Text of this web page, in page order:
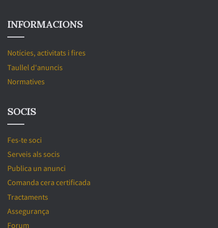
INFORMACIONS
Notícies, activitats i fires
Taullel d'anuncis
Normatives
SOCIS
Fes-te soci
Serveis als socis
Publica un anunci
Comanda cera certificada
Tractaments
Assegurança
Forum